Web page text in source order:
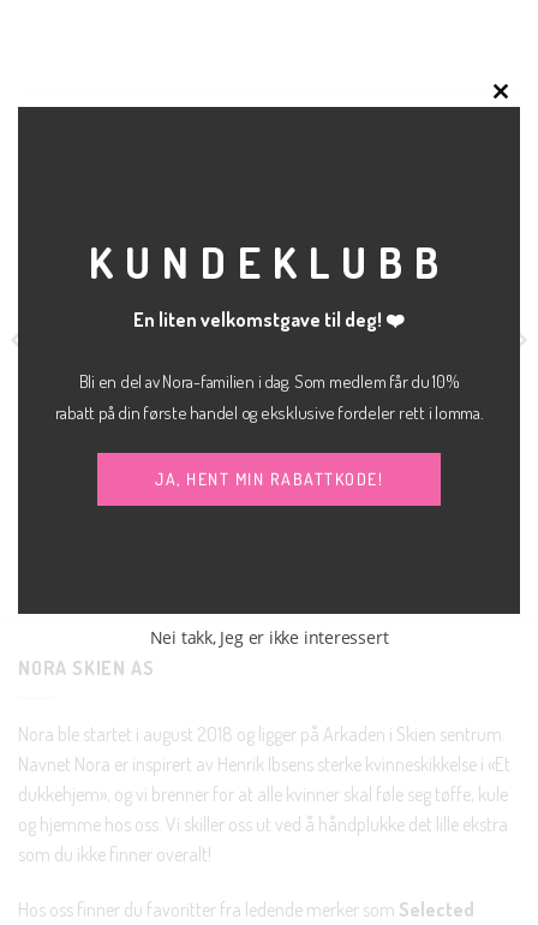
kr600.00 BUKSE
NORA SKIEN AS
Nora ble startet i august 2018 og ligger på Arkaden i Skien sentrum.
Navnet Nora er inspirert av Henrik Ibsens sterke kvinneskikkelse i «Et
dukkehjem», og vi brenner for at alle kvinner skal føle seg tøffe, kule
og hjemme hos oss. Vi skiller oss ut ved å håndplukke det lille ekstra
som du ikke finner overalt!
Hos oss finner du favoritter fra ledende merker som Selected
KUNDEKLUBB
En liten velkomstgave til deg! ❤️
Bli en del av Nora-familien i dag. Som medlem får du 10%
rabatt på din første handel og eksklusive fordeler rett i lomma.
JA, HENT MIN RABATTKODE!
Nei takk, Jeg er ikke interessert